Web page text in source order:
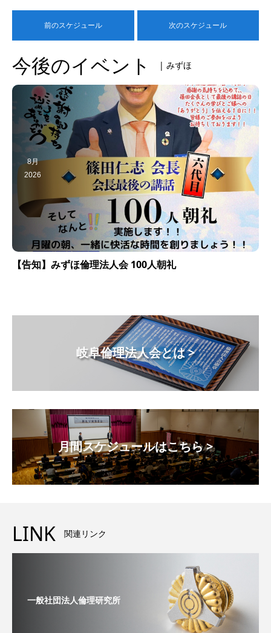
前のスケジュール 次のスケジュール
今後のイベント | みずほ
8月
2026
【告知】みずほ倫理法人会 100人朝礼
岐阜倫理法人会とは >
月間スケジュールはこちら >
LINK 関連リンク
一般社団法人倫理研究所